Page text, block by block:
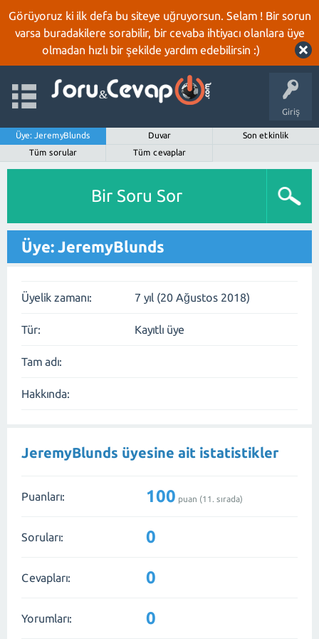
Görüyoruz ki ilk defa bu siteye uğruyorsun. Selam ! Bir sorun
varsa buradakilere sorabilir, bir cevaba ihtiyacı olanlara üye
olmadan hızlı bir şekilde yardım edebilirsin :)
Giriş
Üye: JeremyBlunds Duvar
Son etkinlik
Tüm sorular
Tüm cevaplar
Bir Soru Sor
Üye: JeremyBlunds
Üyelik zamanı: 7 yıl (20 Ağustos 2018)
Tür: Kayıtlı üye
Tam adı:
Hakkında:
JeremyBlunds üyesine ait istatistikler
Puanları: 100 puan (11 . sırada)
Soruları: 0
Cevapları: 0
Yorumları: 0